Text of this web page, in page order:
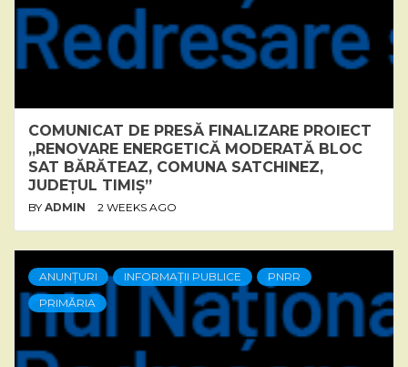
COMUNICAT DE PRESĂ FINALIZARE PROIECT
„RENOVARE ENERGETICĂ MODERATĂ BLOC
SAT BĂRĂTEAZ, COMUNA SATCHINEZ,
JUDEȚUL TIMIȘ”
BY ADMIN 2 WEEKS AGO
ANUNȚURI INFORMAȚII PUBLICE
PNRR
PRIMĂRIA